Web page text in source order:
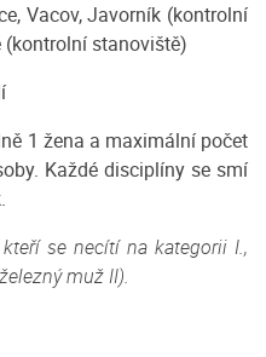
Vacov, Javorník (kontrolní
(kontrolní stanoviště)
1 žena a maximální počet
Každé disciplíny se smí
se necítí na kategorii I.,
muž II).